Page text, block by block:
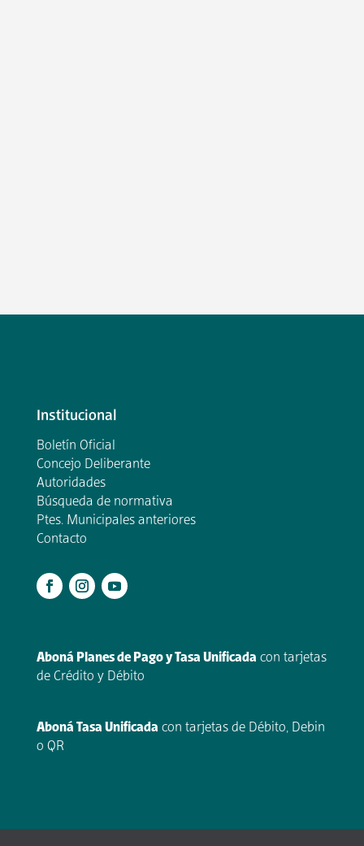
Institucional
Boletín Oficial
Concejo Deliberante
Autoridades
Búsqueda de normativa
Ptes. Municipales anteriores
Contacto
Aboná Planes de Pago y Tasa Unificada con tarjetas
de Crédito y Débito
Aboná Tasa Unificada con tarjetas de Débito, Debin
o QR